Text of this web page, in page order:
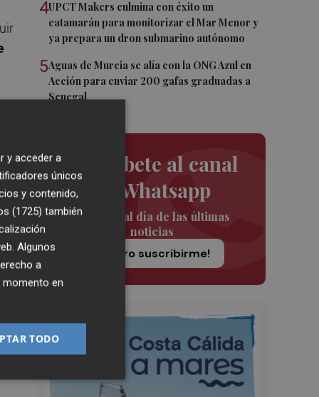
4UPCT Makers culmina con éxito un
catamarán para monitorizar el Mar Menor y
ya prepara un dron submarino autónomo
5Aguas de Murcia se alía con la ONG Azul en
Acción para enviar 200 gafas graduadas a
Senegal
Suscríbete al canal
de Whatsapp
Siempre al día de las últimas
noticias
¡Quiero suscribirme!
y acceder a
únicos
y contenido,
(1725) también
Algunos
a
momento en
TODO